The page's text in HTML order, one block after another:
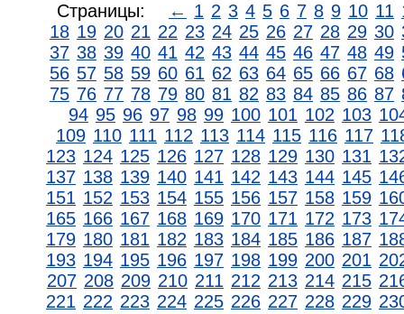
Страницы: ← 1 2 3 4 5 6 7 8 9 10 11
18 19 20 21 22 23 24 25 26 27 28 29 30
37 38 39 40 41 42 43 44 45 46 47 48 49
56 57 58 59 60 61 62 63 64 65 66 67 68
75 76 77 78 79 80 81 82 83 84 85 86 87
94 95 96 97 98 99 100 101 102 103
109 110 111 112 113 114 115 116 117
123 124 125 126 127 128 129 130 131
137 138 139 140 141 142 143 144 145
151 152 153 154 155 156 157 158 159
165 166 167 168 169 170 171 172 173
179 180 181 182 183 184 185 186 187
193 194 195 196 197 198 199 200 201
207 208 209 210 211 212 213 214 215
221 222 223 224 225 226 227 228 229